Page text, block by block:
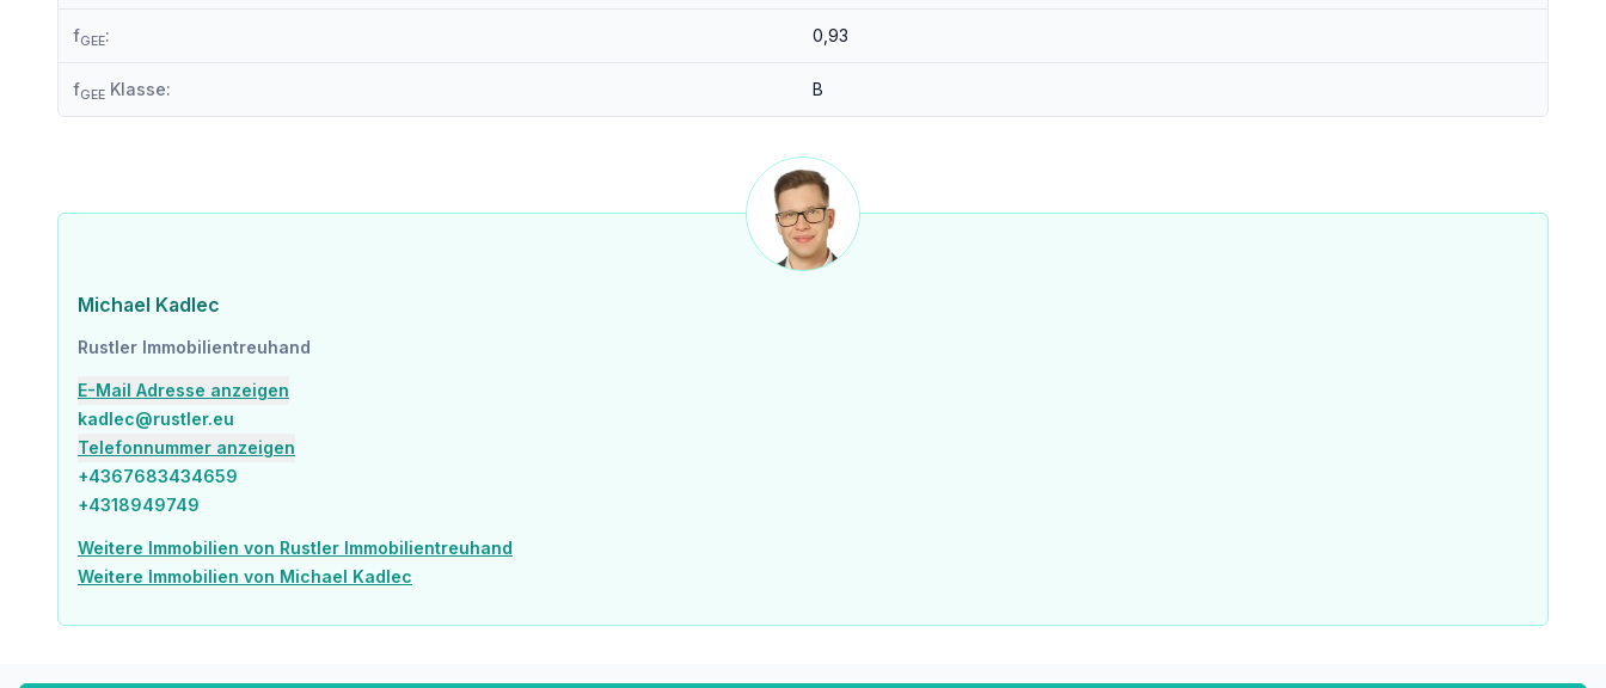
fGEE: 0,93
fGEE Klasse: B
Michael Kadlec
Rustler Immobilientreuhand
E-Mail Adresse anzeigen
kadlec@rustler.eu
Telefonnummer anzeigen
+4367683434659
+4318949749
Weitere Immobilien von Rustler Immobilientreuhand
Weitere Immobilien von Michael Kadlec